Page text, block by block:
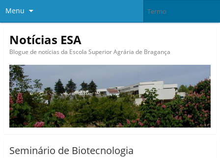
Menu
Notícias ESA
Blogue de notícias da Escola Superior Agrária de Bragança
Seminário de Biotecnologia